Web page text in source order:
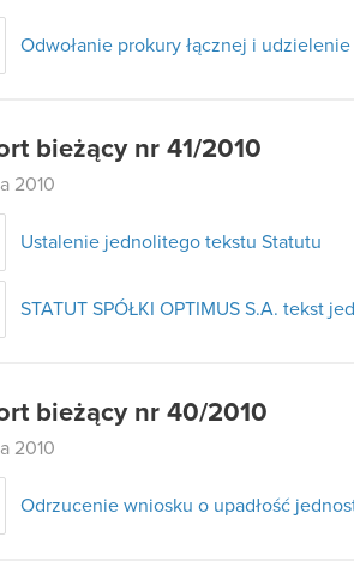
Odwołanie prokury łącznej i
bieżący nr 41/2010
2010
Ustalenie jednolitego tekstu Statutu
STATUT SPÓŁKI OPTIMUS S.A. tekst
bieżący nr 40/2010
2010
Odrzucenie wniosku o upadłość